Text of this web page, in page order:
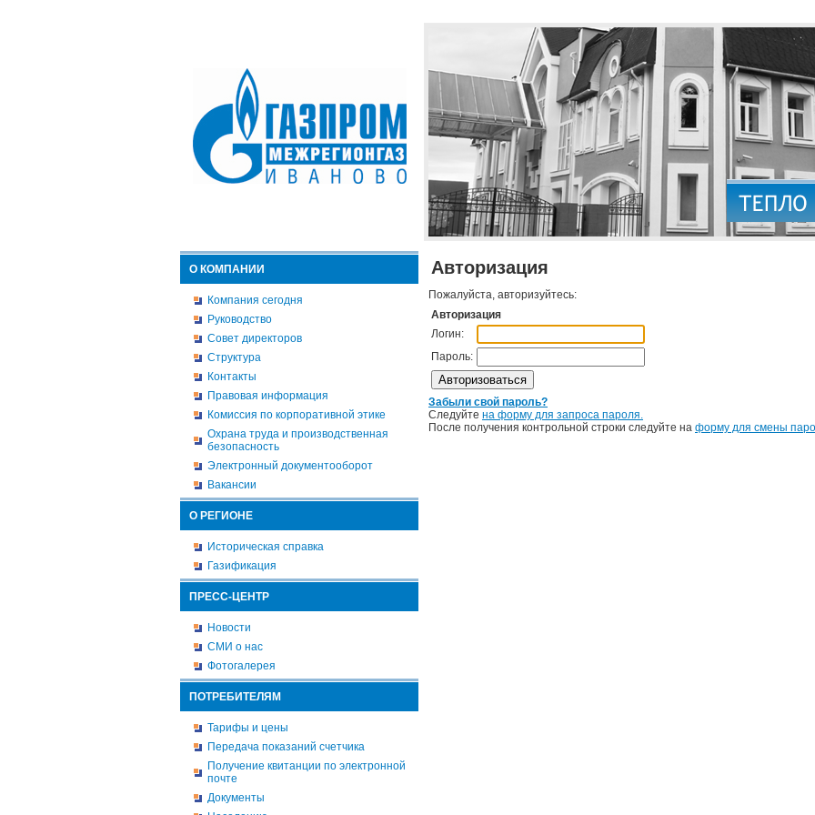
О КОМПАНИИ
Компания сегодня
Руководство
Совет директоров
Структура
Контакты
Правовая информация
Комиссия по корпоративной этике
Охрана труда и производственная
безопасность
Электронный документооборот
Вакансии
О РЕГИОНЕ
Историческая справка
Газификация
ПРЕСС-ЦЕНТР
Новости
СМИ о нас
Фотогалерея
ПОТРЕБИТЕЛЯМ
Тарифы и цены
Передача показаний счетчика
Получение квитанции по электронной
почте
Документы
Авторизация
Пожалуйста, авторизуйтесь:
Авторизация
Логин:
Пароль:
Забыли свой пароль?
Следуйте на форму для запроса пароля.
После получения контрольной строки следуйте на форму для смены